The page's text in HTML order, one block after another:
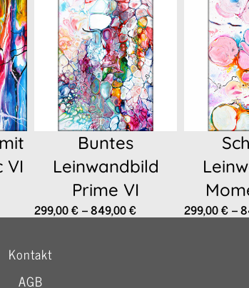
VI
Buntes
Leinwandbild
Prime VI
299,00€–849,00€Preisspanne:299,00€ –
Kontakt
AGB